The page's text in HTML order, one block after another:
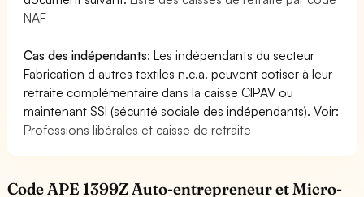
NAF
Cas des indépendants: Les indépendants du secteur
Fabrication d autres textiles n.c.a. peuvent cotiser à leur
retraite complémentaire dans la caisse CIPAV ou
maintenant SSI (sécurité sociale des indépendants). Voir:
Professions libérales et caisse de retraite
Code APE 1399Z Auto-entrepreneur et Micro-